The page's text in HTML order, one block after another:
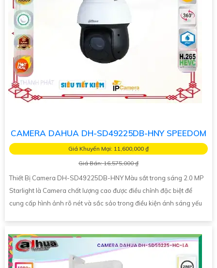
CAMERA DAHUA DH-SD49225DB-HNY SPEEDOM
Giá Khuyến Mại: 11,600,000 ₫
Giá Bán: 16,575,000 ₫
Thiết Bị Camera DH-SD49225DB-HNY Màu sắt trong sáng 2.0 MP
Starlight là Camera chất lượng cao được điều chỉnh đặc biệt để
cung cấp hình ảnh rõ nét và sắc sảo trong điều kiện ánh sáng yếu